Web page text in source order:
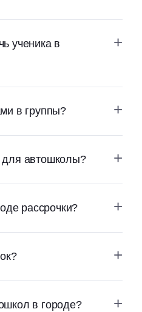
ученика в
в группы?
для автошколы?
рассрочки?
в городе?